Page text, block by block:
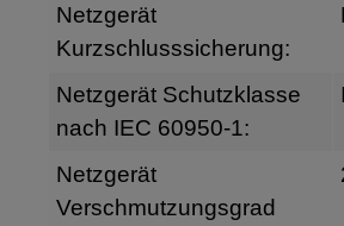
Netzgerät
Kurzschlusssicherung:
Netzgerät Schutzklasse
nach IEC 60950-1:
Netzgerät
Verschmutzungsgrad